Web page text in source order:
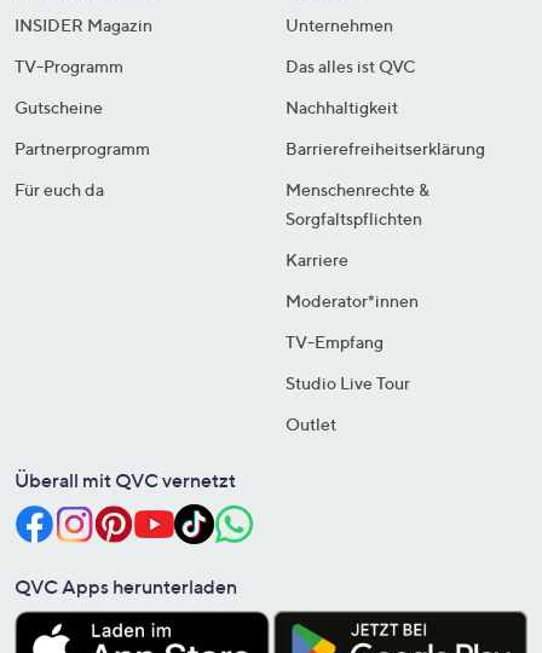
INSIDER Magazin
TV-Programm
Gutscheine
Partnerprogramm
Für euch da
Unternehmen
Das alles ist QVC
Nachhaltigkeit
Barrierefreiheitserklärung
Menschenrechte &
Sorgfaltspflichten
Karriere
Moderator*innen
TV-Empfang
Studio Live Tour
Outlet
Überall mit QVC vernetzt
QVC Apps herunterladen